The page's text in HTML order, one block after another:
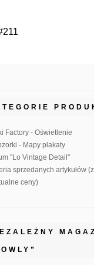
Factory - Oświetlenie
- Mapy plakaty
"Lo Vintage Detail"
sprzedanych artykułów
ceny)